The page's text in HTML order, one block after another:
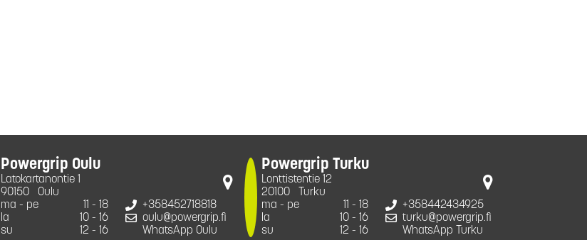
Powergrip Oulu
Latokartanontie 1
90150
Oulu
ma - pe
11 - 18
la
10 - 16
su
12 - 16
+358452718818
oulu@powergrip.fi
WhatsApp Oulu
Powergrip Turku
Lonttistentie 12
20100
Turku
ma - pe
11 - 18
la
10 - 16
su
12 - 16
+358442434925
turku@powergrip.fi
WhatsApp Turku